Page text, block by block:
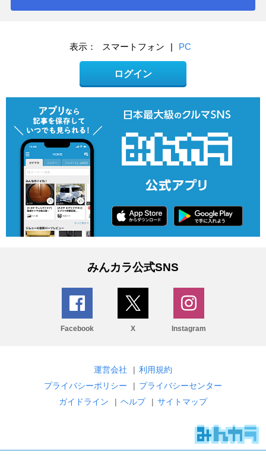
表示： スマートフォン | PC
ログイン
みんカラ公式SNS
Facebook X Instagram
運営会社 | 利用規約
プライバシーポリシー
| プライバシーセンター
ガイドライン
| ヘルプ | サイトマップ